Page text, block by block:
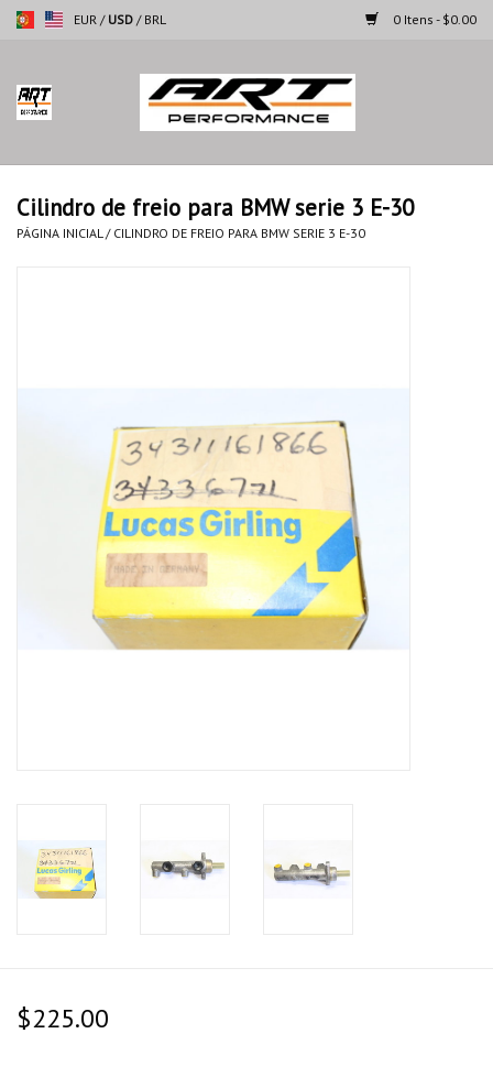
EUR / USD / BRL 0 Itens - $0.00
Página inicial
Motocicletas
Automoveis
Cilindro de freio para BMW serie 3 E-30
PÁGINA INICIAL / CILINDRO DE FREIO PARA BMW SERIE 3 E-30
$225.00